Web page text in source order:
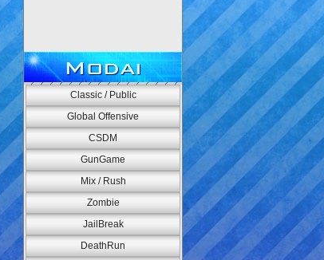
Modai
Classic / Public
Global Offensive
CSDM
GunGame
Mix / Rush
Zombie
JailBreak
DeathRun